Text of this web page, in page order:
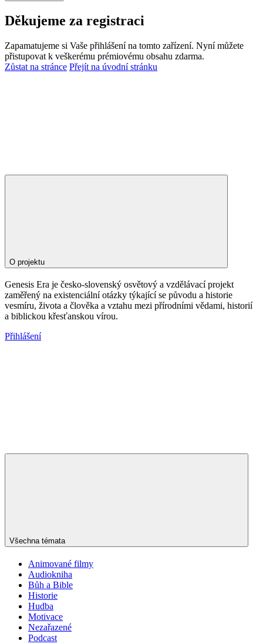
Děkujeme za registraci
Zapamatujeme si Vaše přihlášení na tomto zařízení. Nyní můžete
přistupovat k veškerému prémiovému obsahu zdarma.
Zůstat na stránce Přejít na úvodní stránku
O projektu
Genesis Era je česko-slovenský osvětový a vzdělávací projekt
zaměřený na existenciální otázky týkající se původu a historie
vesmíru, života a člověka a vztahu mezi přírodními vědami, historií
a biblickou křesťanskou vírou.
Přihlášení
Všechna témata
Animované filmy
Audiokniha
Bůh a Bible
Historie
Hudba
Motivace
Nezařazené
Podcast